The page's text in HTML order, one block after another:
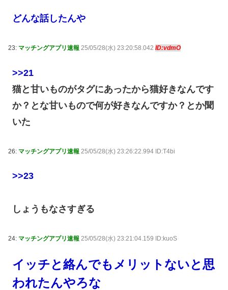
どんな話したんや
23: マッチングアプリ速報 25/05/28(水) 23:20:58.042 ID:vdmO
>>21
猫と甘いものがタグにあったから猫好きなんです
か？とな甘いもので何が好きなんですか？とか聞
いた
26: マッチングアプリ速報 25/05/28(水) 23:26:22.994 ID:T4bi
>>23
しょうもなさすぎる
24: マッチングアプリ速報 25/05/28(水) 23:21:04.159 ID:kuoS
イッチと絡んでもメリットないと思
われたんやろな